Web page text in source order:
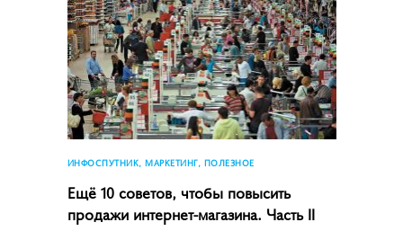
ИНФОСПУТНИК, МАРКЕТИНГ, ПОЛЕЗНОЕ
Ещё 10 советов, чтобы повысить
продажи интернет-магазина. Часть II